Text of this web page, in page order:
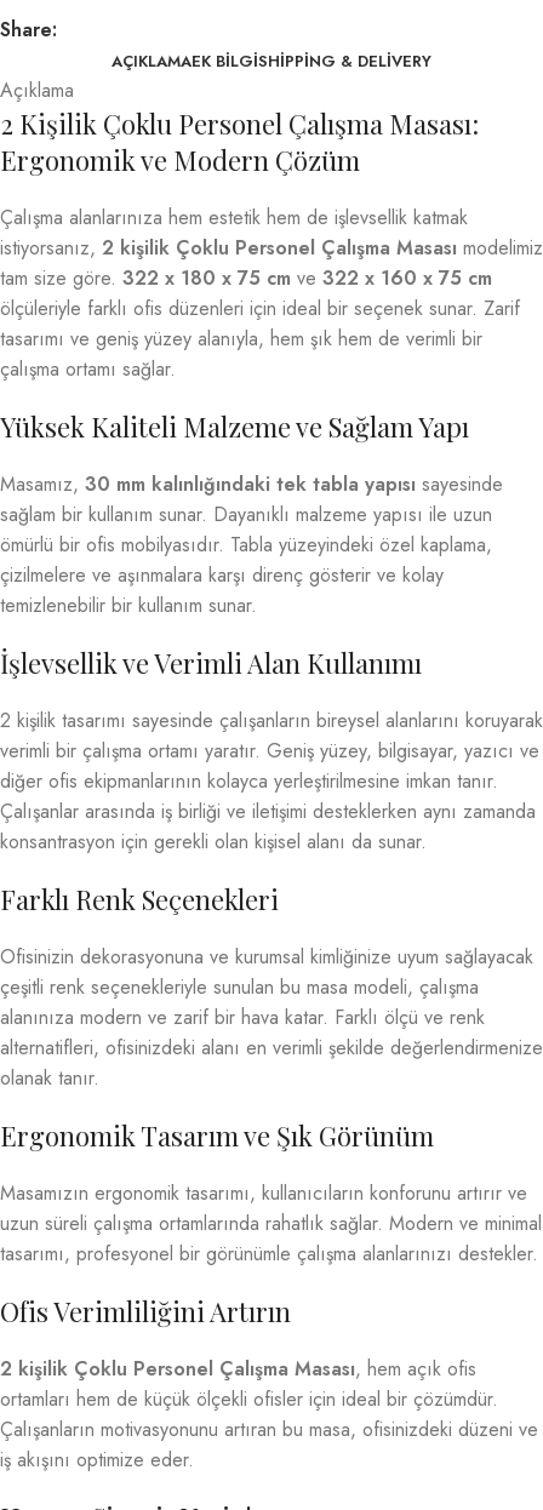
Share:
AÇIKLAMAEK BILGISHIPPING & DELIVERY
Açıklama
2 Kişilik Çoklu Personel Çalışma Masası:
Ergonomik ve Modern Çözüm
Çalışma alanlarınıza hem estetik hem de işlevsellik katmak
istiyorsanız, 2 kişilik Çoklu Personel Çalışma Masası modelimiz
tam size göre. 322 x 180 x 75 cm ve 322 x 160 x 75 cm
ölçüleriyle farklı ofis düzenleri için ideal bir seçenek sunar. Zarif
tasarımı ve geniş yüzey alanıyla, hem şık hem de verimli bir
çalışma ortamı sağlar.
Yüksek Kaliteli Malzeme ve Sağlam Yapı
Masamız, 30 mm kalınlığındaki tek tabla yapısı sayesinde
sağlam bir kullanım sunar. Dayanıklı malzeme yapısı ile uzun
ömürlü bir ofis mobilyasıdır. Tabla yüzeyindeki özel kaplama,
çizilmelere ve aşınmalara karşı direnç gösterir ve kolay
temizlenebilir bir kullanım sunar.
İşlevsellik ve Verimli Alan Kullanımı
2 kişilik tasarımı sayesinde çalışanların bireysel alanlarını koruyarak
verimli bir çalışma ortamı yaratır. Geniş yüzey, bilgisayar, yazıcı ve
diğer ofis ekipmanlarının kolayca yerleştirilmesine imkan tanır.
Çalışanlar arasında iş birliği ve iletişimi desteklerken aynı zamanda
konsantrasyon için gerekli olan kişisel alanı da sunar.
Farklı Renk Seçenekleri
Ofisinizin dekorasyonuna ve kurumsal kimliğinize uyum sağlayacak
çeşitli renk seçenekleriyle sunulan bu masa modeli, çalışma
alanınıza modern ve zarif bir hava katar. Farklı ölçü ve renk
alternatifleri, ofisinizdeki alanı en verimli şekilde değerlendirmenize
olanak tanır.
Ergonomik Tasarım ve Şık Görünüm
Masamızın ergonomik tasarımı, kullanıcıların konforunu artırır ve
uzun süreli çalışma ortamlarında rahatlık sağlar. Modern ve minimal
tasarımı, profesyonel bir görünümle çalışma alanlarınızı destekler.
Ofis Verimliliğini Artırın
2 kişilik Çoklu Personel Çalışma Masası, hem açık ofis
ortamları hem de küçük ölçekli ofisler için ideal bir çözümdür.
Çalışanların motivasyonunu artıran bu masa, ofisinizdeki düzeni ve
iş akışını optimize eder.